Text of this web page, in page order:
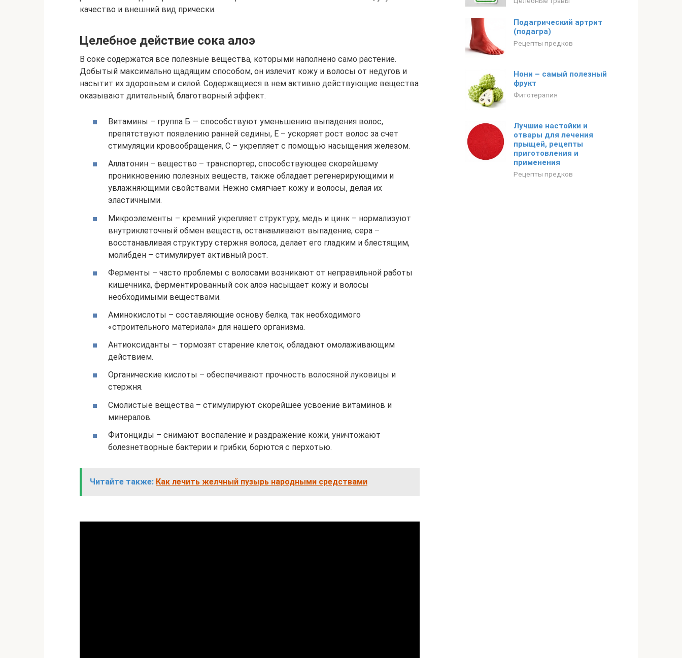
качество и внешний вид прически.
Целебное действие сока алоэ
В соке содержатся все полезные вещества, которыми наполнено само растение.
Добытый максимально щадящим способом, он излечит кожу и волосы от недугов и
насытит их здоровьем и силой. Содержащиеся в нем активно действующие вещества
оказывают длительный, благотворный эффект.
Витамины – группа Б — способствуют уменьшению выпадения волос,
препятствуют появлению ранней седины, Е – ускоряет рост волос за счет
стимуляции кровообращения, С – укрепляет с помощью насыщения железом.
Аллатонин – вещество – транспортер, способствующее скорейшему
проникновению полезных веществ, также обладает регенерирующими и
увлажняющими свойствами. Нежно смягчает кожу и волосы, делая их
эластичными.
Микроэлементы – кремний укрепляет структуру, медь и цинк – нормализуют
внутриклеточный обмен веществ, останавливают выпадение, сера –
восстанавливая структуру стержня волоса, делает его гладким и блестящим,
молибден – стимулирует активный рост.
Ферменты – часто проблемы с волосами возникают от неправильной работы
кишечника, ферментированный сок алоэ насыщает кожу и волосы
необходимыми веществами.
Аминокислоты – составляющие основу белка, так необходимого
«строительного материала» для нашего организма.
Антиоксиданты – тормозят старение клеток, обладают омолаживающим
действием.
Органические кислоты – обеспечивают прочность волосяной луковицы и
стержня.
Смолистые вещества – стимулируют скорейшее усвоение витаминов и
минералов.
Фитонциды – снимают воспаление и раздражение кожи, уничтожают
болезнетворные бактерии и грибки, борются с перхотью.
Читайте также: Как лечить желчный пузырь народными средствами
Подагрический артрит
(подагра)
Рецепты предков
Нони – самый полезный
фрукт
Фитотерапия
Лучшие настойки и
отвары для лечения
прыщей, рецепты
приготовления и
применения
Рецепты предков